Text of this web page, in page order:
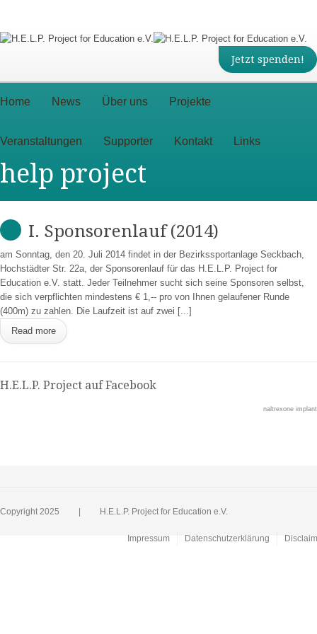
Jetzt spenden!
Home News Über uns Projekte
Veranstaltungen Supporter Kontakt Links
help project
I. Sponsorenlauf (2014)
am Sonntag, den 20. Juli 2014 findet in der Bezirkssportanlage Seckbach,
Hochstädter Str. 22a, der Sponsorenlauf für das H.E.L.P. Project for
Education e.V. statt. Jeder Teilnehmer sucht sich seine Sponsoren selbst,
die sich verpflichten mindestens € 1,-- pro von Ihnen gelaufener Runde
(400m) zu zahlen. Die Laufzeit ist auf zwei [...]
Read more
H.E.L.P. Project auf Facebook
naltrexone implant
Copyright 2025 | H.E.L.P. Project for Education e.V.
Impressum Datenschutzerklärung